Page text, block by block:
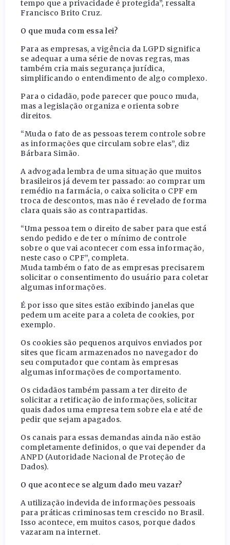
tempo que a privacidade é protegida”, ressalta
Francisco Brito Cruz.
O que muda com essa lei?
Para as empresas, a vigência da LGPD significa
se adequar a uma série de novas regras, mas
também cria mais segurança jurídica,
simplificando o entendimento de algo complexo.
Para o cidadão, pode parecer que pouco muda,
mas a legislação organiza e orienta sobre
direitos.
“Muda o fato de as pessoas terem controle sobre
as informações que circulam sobre elas”, diz
Bárbara Simão.
A advogada lembra de uma situação que muitos
brasileiros já devem ter passado: ao comprar um
remédio na farmácia, o caixa solicita o CPF em
troca de descontos, mas não é revelado de forma
clara quais são as contrapartidas.
“Uma pessoa tem o direito de saber para que está
sendo pedido e de ter o mínimo de controle
sobre o que vai acontecer com essa informação,
neste caso o CPF”, completa.
Muda também o fato de as empresas precisarem
solicitar o consentimento do usuário para coletar
algumas informações.
É por isso que sites estão exibindo janelas que
pedem um aceite para a coleta de cookies, por
exemplo.
Os cookies são pequenos arquivos enviados por
sites que ficam armazenados no navegador do
seu computador que contam às empresas
algumas informações de comportamento.
Os cidadãos também passam a ter direito de
solicitar a retificação de informações, solicitar
quais dados uma empresa tem sobre ela e até de
pedir que sejam apagados.
Os canais para essas demandas ainda não estão
completamente definidos, o que vai depender da
ANPD (Autoridade Nacional de Proteção de
Dados).
O que acontece se algum dado meu vazar?
A utilização indevida de informações pessoais
para práticas criminosas tem crescido no Brasil.
Isso acontece, em muitos casos, porque dados
vazaram na internet.